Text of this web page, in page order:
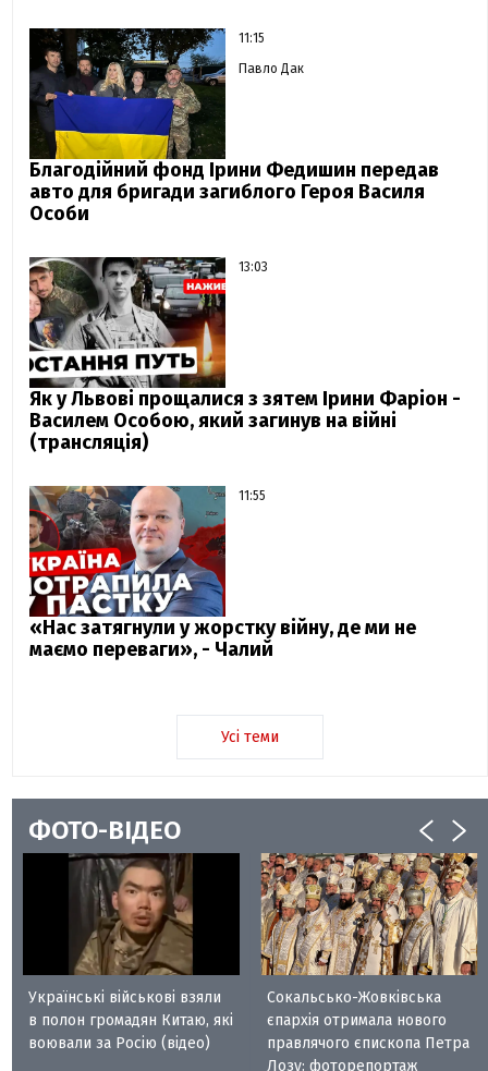
11:15
Павло Дак
Благодійний фонд Ірини Федишин передав
авто для бригади загиблого Героя Василя
Особи
13:03
Як у Львові прощалися з зятем Ірини Фаріон -
Василем Особою, який загинув на війні
(трансляція)
11:55
«Нас затягнули у жорстку війну, де ми не
маємо переваги», - Чалий
Усі теми
ФОТО-ВІДЕО
Українські військові взяли
в полон громадян Китаю, які
воювали за Росію (відео)
Сокальсько-Жовківська
єпархія отримала нового
правлячого єпископа Петра
Лозу: фоторепортаж